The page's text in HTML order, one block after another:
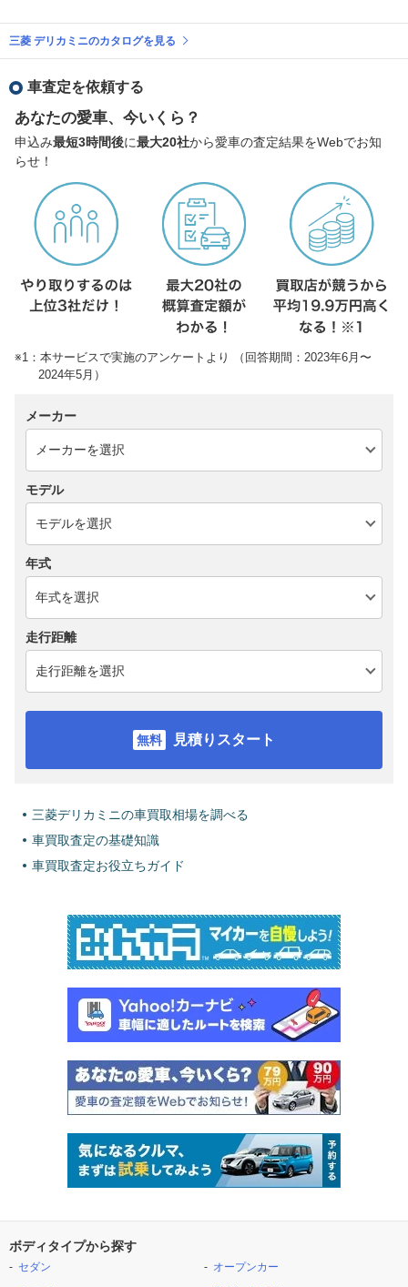
三菱 デリカミニのカタログを見る
車査定を依頼する
あなたの愛車、今いくら？
申込み最短3時間後に最大20社から愛車の査定結果をWebでお知
らせ！
※1：本サービスで実施のアンケートより （回答期間：2023年6月〜
2024年5月）
メーカー
モデル
年式
走行距離
見積りスタート
三菱デリカミニの車買取相場を調べる
車買取査定の基礎知識
車買取査定お役立ちガイド
ボディタイプから探す
セダン
オープンカー